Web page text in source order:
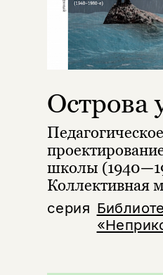
серия
Острова
школы
Коллективная